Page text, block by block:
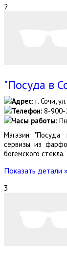
2
"Посуда в
Адрес: г. Сочи,
Телефон: 8-
Часы работы:
Магазин "Посуда
сервизы из
богемского стекла.
Показать детали »
3